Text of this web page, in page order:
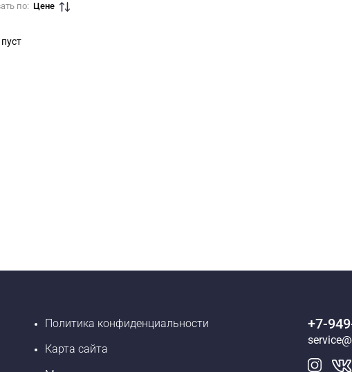
по: Цене
Политика конфиденциальности
Карта сайта
+7-